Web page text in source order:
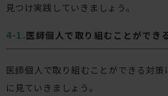
見つけ実践していきましょう。
医師個人で取り組むことができ
医師個人で取り組むことができる対策
に見ていきましょう。